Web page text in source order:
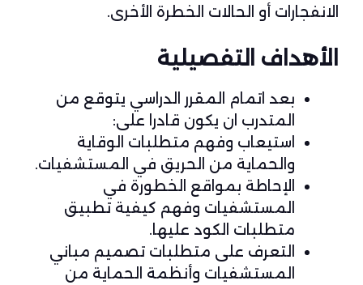
الانفجارات أو الحالات الخطرة الأخرى.
الأهداف التفصيلية
بعد اتمام المقرر الدراسي يتوقع من
المتدرب ان يكون قادرا على:
استيعاب وفهم متطلبات الوقاية
والحماية من الحريق في المستشفيات.
الإحاطة بمواقع الخطورة في
المستشفيات وفهم كيفية تطبيق
متطلبات الكود عليها.
التعرف على متطلبات تصميم مباني
المستشفيات وأنظمة الحماية من